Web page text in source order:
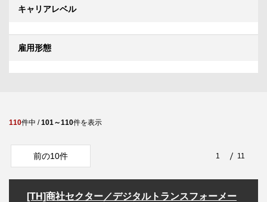
キャリアレベル
雇用形態
110件中 /101～110件を表示
前の10件 1 11
[TH]商社セクター／デジタルトランスフォーメー